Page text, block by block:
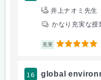
井上ナオミ先生
かなり充実な授
充実 5
16 global